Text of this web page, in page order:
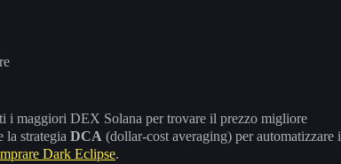
i maggiori DEX Solana per trovare il prezzo migliore
la strategia DCA (dollar-cost averaging) per automatizzare i
Dark Eclipse.